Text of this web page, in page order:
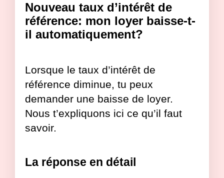
Nouveau taux d’intérêt de
référence: mon loyer baisse-t-
il automatiquement?
Lorsque le taux d’intérêt de
référence diminue, tu peux
demander une baisse de loyer.
Nous t’expliquons ici ce qu’il faut
savoir.
La réponse en détail